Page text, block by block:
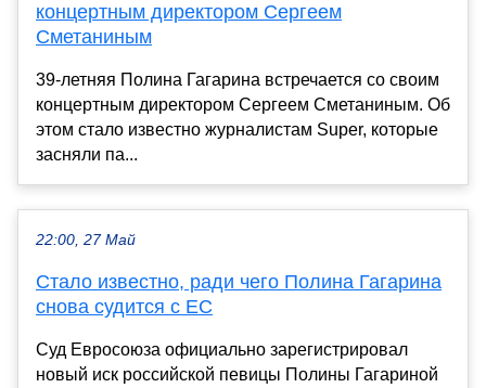
концертным директором Сергеем
Сметаниным
39-летняя Полина Гагарина встречается со своим
концертным директором Сергеем Сметаниным. Об
этом стало известно журналистам Super, которые
засняли па...
22:00, 27 Май
Стало известно, ради чего Полина Гагарина
снова судится с ЕС
Суд Евросоюза официально зарегистрировал
новый иск российской певицы Полины Гагариной